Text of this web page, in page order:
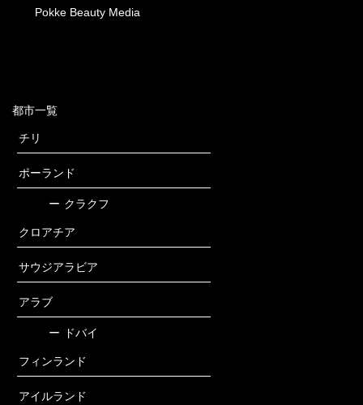
Pokke Beauty Media
都市一覧
チリ
ポーランド
ー クラクフ
クロアチア
サウジアラビア
アラブ
ー ドバイ
フィンランド
アイルランド